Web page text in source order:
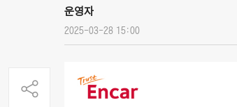
운영자
2025-03-28 15:00